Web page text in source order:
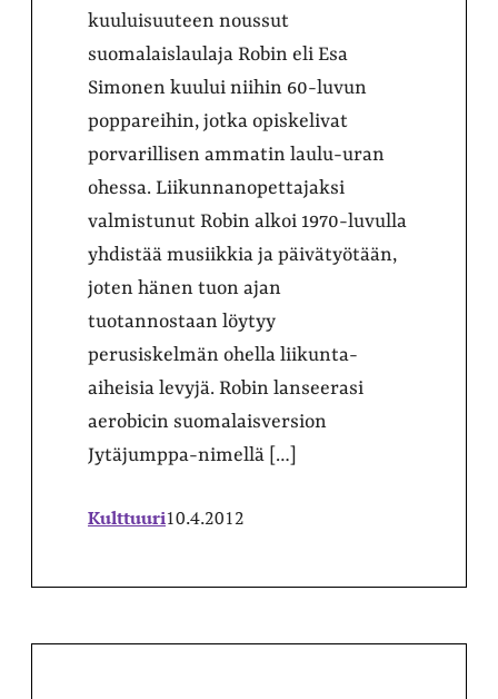
kuuluisuuteen noussut
suomalaislaulaja Robin eli Esa
Simonen kuului niihin 60-luvun
poppareihin, jotka opiskelivat
porvarillisen ammatin laulu-uran
ohessa. Liikunnanopettajaksi
valmistunut Robin alkoi 1970-luvulla
yhdistää musiikkia ja päivätyötään,
joten hänen tuon ajan
tuotannostaan löytyy
perusiskelmän ohella liikunta-
aiheisia levyjä. Robin lanseerasi
aerobicin suomalaisversion
Jytäjumppa-nimellä […]
Kulttuuri10.4.2012